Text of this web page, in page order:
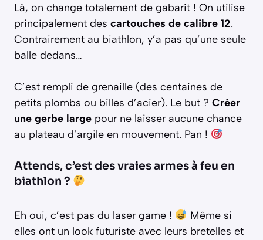
Là, on change totalement de gabarit ! On utilise
principalement des cartouches de calibre 12.
Contrairement au biathlon, y’a pas qu’une seule
balle dedans…
C’est rempli de grenaille (des centaines de
petits plombs ou billes d’acier). Le but ? Créer
une gerbe large pour ne laisser aucune chance
au plateau d’argile en mouvement. Pan !
Attends, c’est des vraies armes à feu en
biathlon ?
Eh oui, c’est pas du laser game !
Même si
elles ont un look futuriste avec leurs bretelles et